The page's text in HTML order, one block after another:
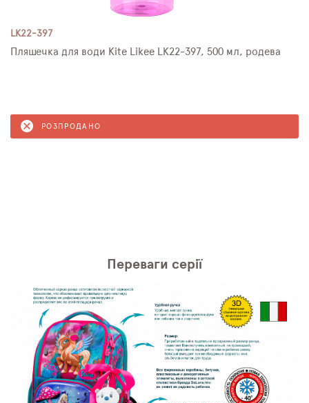
LK22-397
Пляшечка для води Kite Likee LK22-397, 500 мл, родева
РОЗПРОДАНО
Переваги серії